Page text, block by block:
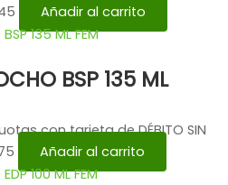
Añadir al carrito
BSP 135 ML
con tarjeta de DÉBITO SIN
Añadir al carrito